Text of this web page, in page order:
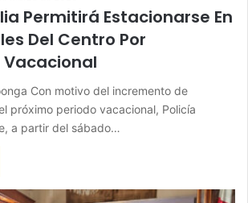
Permitirá Estacionarse En
Del Centro Por
Con motivo del incremento de
próximo periodo vacacional, Policía
a partir del sábado…